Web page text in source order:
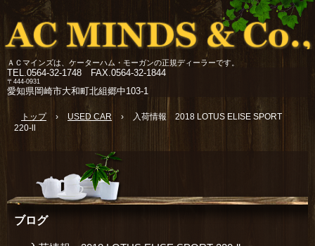
ＡＣマインズは、ケーターハム・モーガンの正規ディーラーです。
TEL.0564-32-1748 FAX.0564-32-1844
〒444-0931
愛知県岡崎市大和町北組郷中103-1
トップ › USED CAR ›
入荷情報 2018 LOTUS ELISE SPORT
220-ll
ブログ